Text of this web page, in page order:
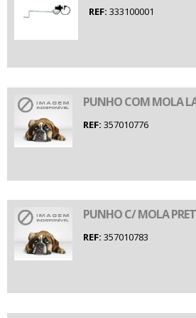
REF: 333100001
PUNHO COM MOLA
REF: 357010776
PUNHO C/ MOLA
REF: 357010783